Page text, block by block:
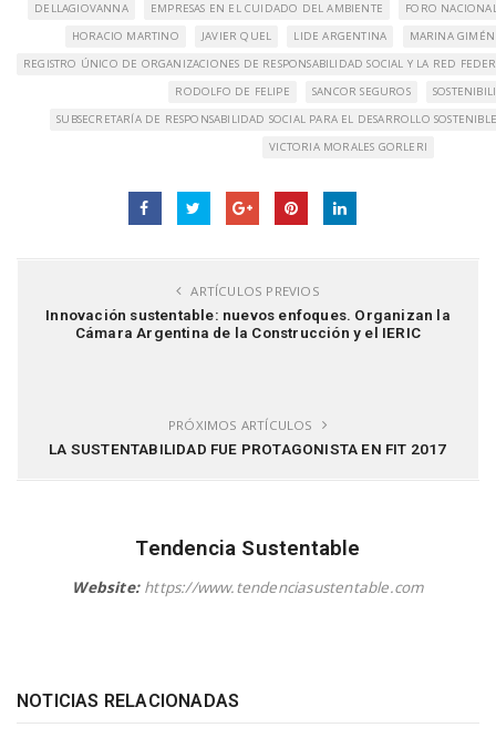
DELLAGIOVANNA
EMPRESAS EN EL CUIDADO DEL AMBIENTE
FORO
HORACIO MARTINO
JAVIER QUEL LIDE ARGENTINA
MARINA
REGISTRO ÚNICO DE ORGANIZACIONES DE RESPONSABILIDAD SOCIAL Y LA RED
RODOLFO DE FELIPE
SANCOR SEGUROS
SUBSECRETARÍA DE RESPONSABILIDAD SOCIAL PARA EL DESARROLLO
VICTORIA MORALES GORLERI
ARTÍCULOS PREVIOS
Innovación sustentable: nuevos enfoques. Organizan la
Cámara Argentina de la Construcción y el IERIC
PRÓXIMOS ARTÍCULOS
LA SUSTENTABILIDAD FUE PROTAGONISTA EN FIT 2017
Tendencia Sustentable
Website: https://www.tendenciasustentable.com
NOTICIAS RELACIONADAS